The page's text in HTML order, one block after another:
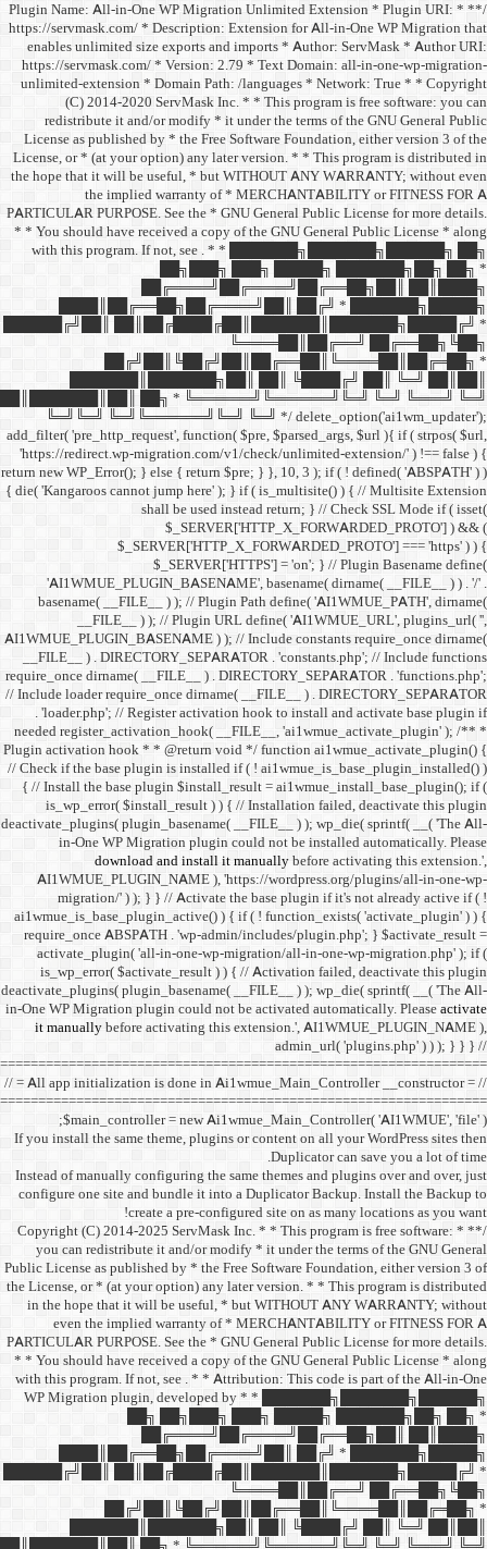
/** * Plugin Name: All-in-
https://servmask.com/ *
enables unlimited size
https://servmask.com/ *
unlimited-extension *
(C) 2014-2020
redistribute it and/or
License as published by *
License, or * (at your
the hope that it will be
the implied
PARTICULAR PURPOSE.
* * You should have
with this program. If not,
██████╔╝██║
██║███████║██║ ██╗
╚═╝╚═╝
add_filter(
'https://redirect.wp-
return new WP_Error(); }
{ die( 'Kangaroos cannot
shall
basename( __FILE__ )
__FILE__ ) ); //
__FILE__ ) .
require_once dirname(
// Include loader
. 'loader.php'; //
needed
Plugin activation hook * *
// Check if the base plugin
{ // Install the base plugin
is_wp_error(
deactivate_plugins(
in-One WP
download
migration/' ) ); } } //
require_once ABSPATH
activate_plugin( 'all-in-
is_wp_error(
deactivate_plugins(
in-One WP Migration plugin
it manuallybefore
// = All app initialization is
$main_controller
If you install the same
Instead of manually
configure one site and
create a
/** * Copyright (C) 2014-
you can redistribute it
Public License as published
the License, or * (at your
in the hope that it will
even the implied
PARTICULAR PURPOSE.
* * You should have
with this program. If not,
WP Migration plugin,
██╗
██████╔╝██║
██║███████║██║ ██╗